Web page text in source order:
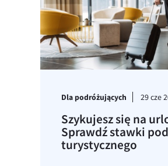
Dla podróżujących 29 cze
Szykujesz się na
Sprawdź stawki
turystycznego